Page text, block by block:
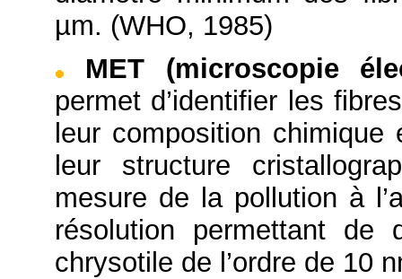
µm. (WHO, 1985)
MET (microscopie
permet d’identifier les
leur composition
leur structure
mesure de la pollution à
résolution permettant de
chrysotile de l’ordre de 10